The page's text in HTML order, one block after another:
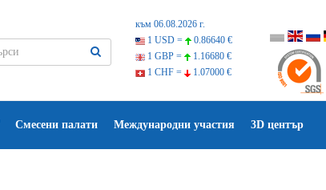
към 06.08.2026 г.
1 USD =
0.86640 €
1 GBP =
1.16680 €
1 CHF =
1.07000 €
Смесени палати Международни участия 3D център